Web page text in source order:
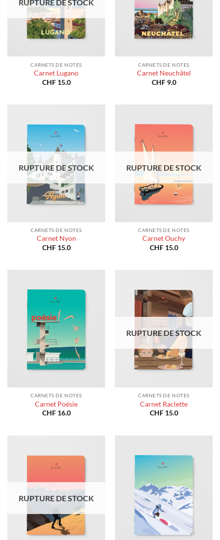
RUPTURE DE STOCK
CARNETS DE NOTES
Carnet Lugano
CHF15.0
CARNETS DE NOTES
Carnet Neuchâtel
CHF9.0
RUPTURE DE STOCK
CARNETS DE NOTES
Carnet Nyon
CHF15.0
RUPTURE DE STOCK
CARNETS DE NOTES
Carnet Ouchy
CHF15.0
CARNETS DE NOTES
Carnet Poésie
CHF16.0
RUPTURE DE STOCK
CARNETS DE NOTES
Carnet Raclette
CHF15.0
RUPTURE DE STOCK